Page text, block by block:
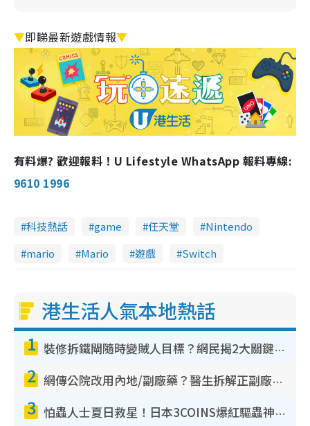
▼即睇最新遊戲情報▼
有料爆? 歡迎報料！U Lifestyle WhatsApp 報料專線:
9610 1996
科技熱話 game 任天堂
Nintendo
mario
Mario 遊戲 Switch
港生活人氣本地熱話
1 裝修拆鐵閘隨時變賊人目標？網民揭2大關鍵用途：裝新式等於白裝？附新舊鐵閘分別
2 網傳公院改用內地/副廠藥？醫生拆解正副廠分別 揭4類人換藥隨時出事
3 怕蟲人士夏日救星！日本3COINS爆紅驅蟲神器$45起 1招「全程免觸碰」輕鬆搞定小強